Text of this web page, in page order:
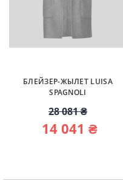
БЛЕЙЗЕР-ЖЫЛЕТ LUISA
SPAGNOLI
28 081 ₴
14 041 ₴